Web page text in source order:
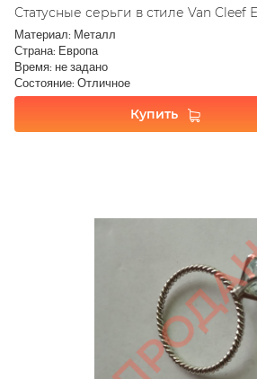
Статусные серьги в стиле Van Cleef
Материал: Металл
Страна: Европа
Время: не задано
Состояние: Отличное
Купить